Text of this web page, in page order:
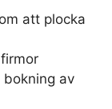
att plocka
av